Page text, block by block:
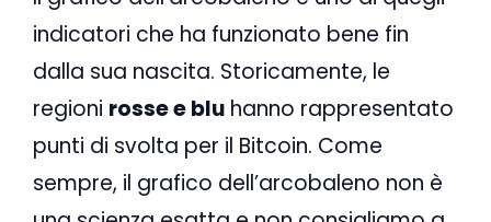
indicatori che ha funzionato bene fin
dalla sua nascita. Storicamente, le
regioni rosse e blu hanno rappresentato
punti di svolta per il Bitcoin. Come
sempre, il grafico dell’arcobaleno non è